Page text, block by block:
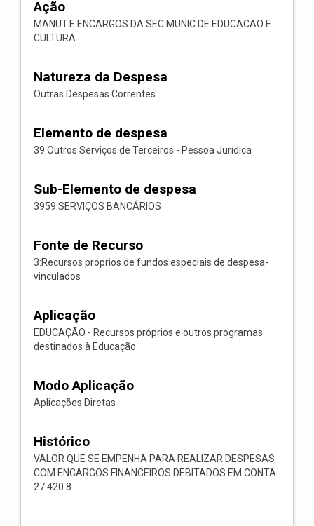
Ação
MANUT.E ENCARGOS DA SEC.MUNIC.DE EDUCACAO E
CULTURA
Natureza da Despesa
Outras Despesas Correntes
Elemento de despesa
39:Outros Serviços de Terceiros - Pessoa Jurídica
Sub-Elemento de despesa
3959:SERVIÇOS BANCÁRIOS
Fonte de Recurso
3:Recursos próprios de fundos especiais de despesa-
vinculados
Aplicação
EDUCAÇÃO - Recursos próprios e outros programas
destinados à Educação
Modo Aplicação
Aplicações Diretas
Histórico
VALOR QUE SE EMPENHA PARA REALIZAR DESPESAS
COM ENCARGOS FINANCEIROS DEBITADOS EM CONTA
27.420.8.